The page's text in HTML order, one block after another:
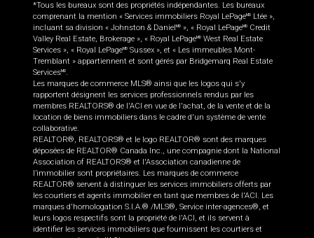
*Tous les bureaux sont des propriétés indépendantes. Les bureaux
comprenant la mention « Services immobiliers Royal LePageMD
Ltée »,
incluant sa division « Johnston & Daniel MD », « Royal LePageMD
Credit
Valley Real Estate, Brokerage », « Royal LePageMD West Real Estate
Services », « Royal LePageMD Sussex », et « Les immeubles Mont-
Tremblant » appartiennent et sont gérés par Bridgemarq Real Estate
ServicesMD.
Les marques de commerce MLS® ainsi que les logos qui s'y
rapportent désignent les services professionnels rendus par les
membres REALTORS® de l'ACI en vue de l'achat, de la vente et de la
location de biens immobiliers dans le cadre d'un système de vente
collaborative.
REALTOR®, REALTORS® et le logo REALTOR® sont des marques
déposées de REALTOR® Canada Inc., une compagnie dont la National
Association of REALTORS® et l'Association canadienne de
l’immobilier sont propriétaires. Les marques de commerce
REALTOR® servent à distinguer les services immobiliers offerts par
les courtiers et agents immobilier en tant que membres de l'ACI. Les
marques d'homologation S.I.A.® /MLS®, Service inter-agences®, et
leurs logos respectifs sont la propriété de l'ACI, et ils servent à
identifier les services immobiliers que fournissent les courtiers et